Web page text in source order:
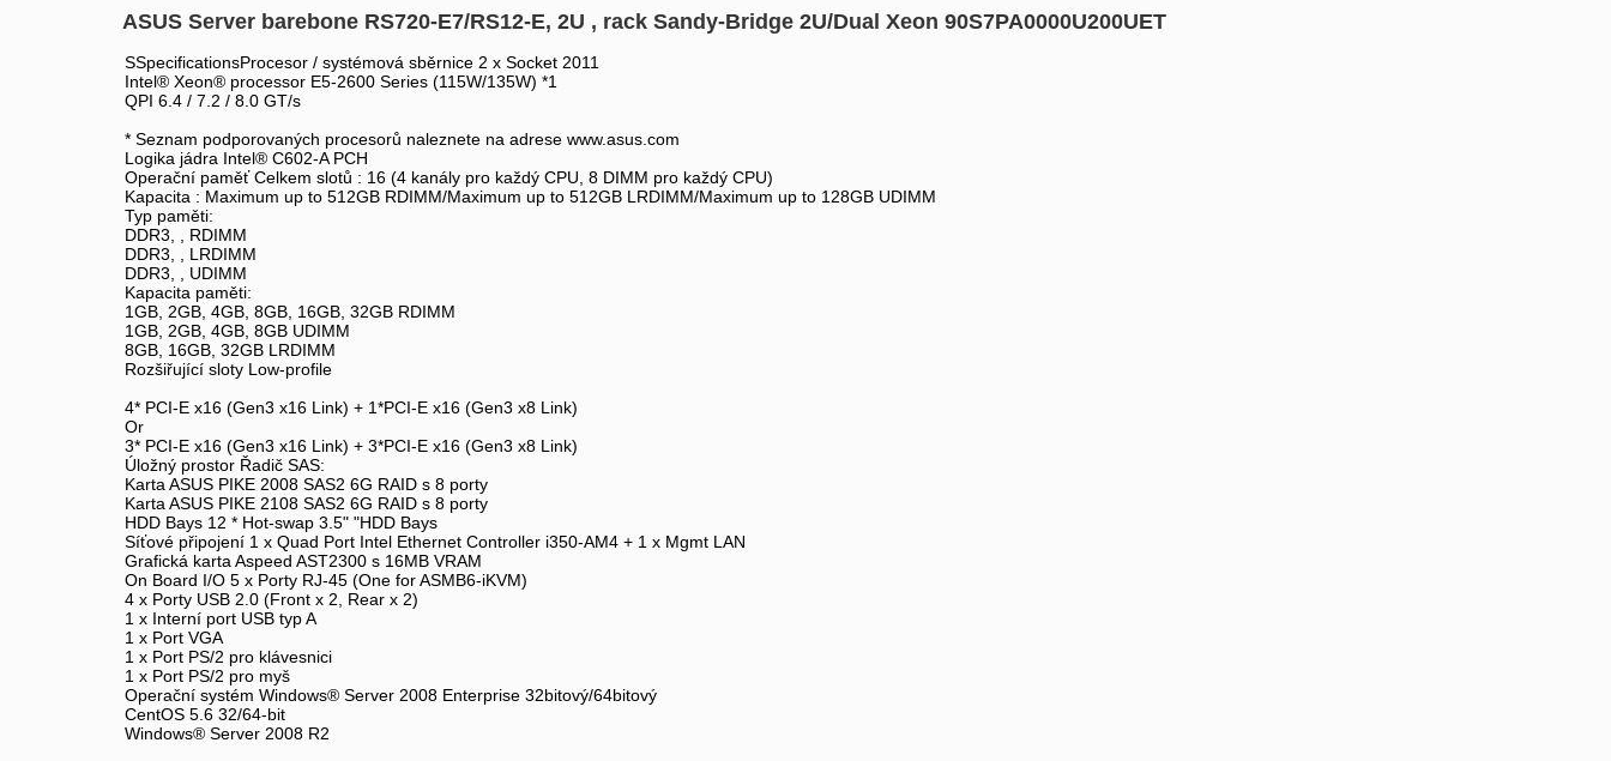
ASUS Server barebone RS720-E7/RS12-E, 2U , rack Sandy-Bridge 2U/Dual Xeon 90S7PA0000U200UET
SSpecificationsProcesor / systémová sběrnice 2 x Socket 2011
Intel® Xeon® processor E5-2600 Series (115W/135W) *1
QPI 6.4 / 7.2 / 8.0 GT/s
* Seznam podporovaných procesorů naleznete na adrese www.asus.com
Logika jádra Intel® C602-A PCH
Operační paměť Celkem slotů : 16 (4 kanály pro každý CPU, 8 DIMM pro každý CPU)
Kapacita : Maximum up to 512GB RDIMM/Maximum up to 512GB LRDIMM/Maximum up to 128GB UDIMM
Typ paměti:
DDR3, , RDIMM
DDR3, , LRDIMM
DDR3, , UDIMM
Kapacita paměti:
1GB, 2GB, 4GB, 8GB, 16GB, 32GB RDIMM
1GB, 2GB, 4GB, 8GB UDIMM
8GB, 16GB, 32GB LRDIMM
Rozšiřující sloty Low-profile
4* PCI-E x16 (Gen3 x16 Link) + 1*PCI-E x16 (Gen3 x8 Link)
Or
3* PCI-E x16 (Gen3 x16 Link) + 3*PCI-E x16 (Gen3 x8 Link)
Úložný prostor Řadič SAS:
Karta ASUS PIKE 2008 SAS2 6G RAID s 8 porty
Karta ASUS PIKE 2108 SAS2 6G RAID s 8 porty
HDD Bays 12 * Hot-swap 3.5" "HDD Bays
Síťové připojení 1 x Quad Port Intel Ethernet Controller i350-AM4 + 1 x Mgmt LAN
Grafická karta Aspeed AST2300 s 16MB VRAM
On Board I/O 5 x Porty RJ-45 (One for ASMB6-iKVM)
4 x Porty USB 2.0 (Front x 2, Rear x 2)
1 x Interní port USB typ A
1 x Port VGA
1 x Port PS/2 pro klávesnici
1 x Port PS/2 pro myš
Operační systém Windows® Server 2008 Enterprise 32bitový/64bitový
CentOS 5.6 32/64-bit
Windows® Server 2008 R2